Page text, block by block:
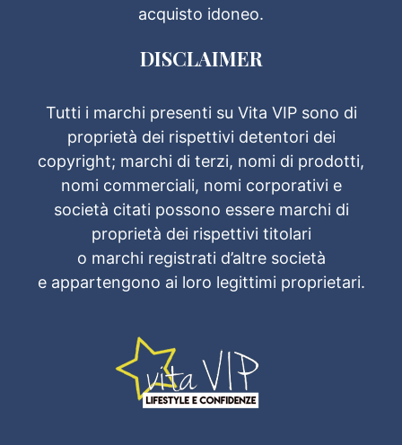
acquisto idoneo.
DISCLAIMER
Tutti i marchi presenti su Vita VIP sono di
proprietà dei rispettivi detentori dei
copyright; marchi di terzi, nomi di prodotti,
nomi commerciali, nomi corporativi e
società citati possono essere marchi di
proprietà dei rispettivi titolari
o marchi registrati d’altre società
e appartengono ai loro legittimi proprietari.